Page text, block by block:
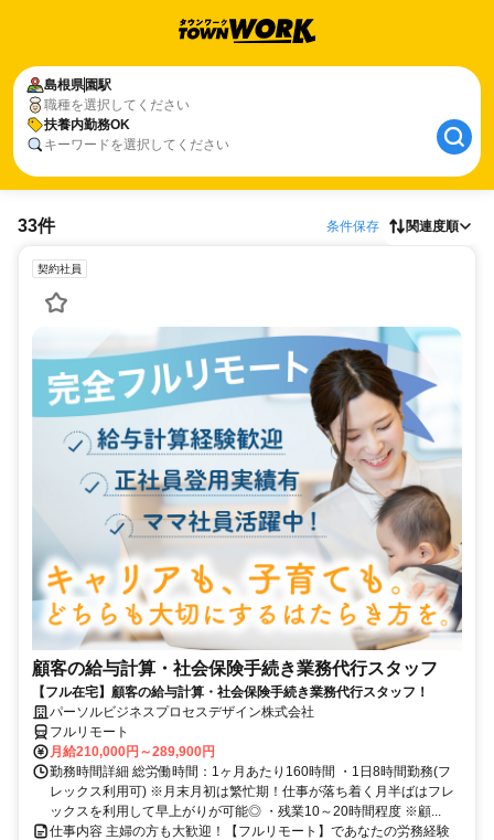
島根県 園駅
職種を選択してください
扶養内勤務OK
キーワードを選択してください
33件 条件保存 関連度順
契約社員
顧客の給与計算・社会保険手続き業務代行スタッフ
【フル在宅】顧客の給与計算・社会保険手続き業務代行スタッフ！
パーソルビジネスプロセスデザイン株式会社
フルリモート
月給210,000円～289,900円
勤務時間詳細 総労働時間：1ヶ月あたり160時間 ・1日8時間勤務(フ
レックス利用可) ※月末月初は繁忙期！仕事が落ち着く月半ばはフレ
ックスを利用して早上がりが可能◎ ・残業10～20時間程度 ※顧...
仕事内容 主婦の方も大歓迎！【フルリモート】であなたの労務経験